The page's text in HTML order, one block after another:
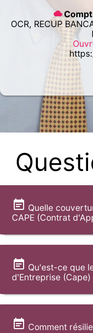
OCR, RECUP
Quelle
CAPE (Contrat
Qu'est-ce que
d'Entreprise (Cape)
Comment